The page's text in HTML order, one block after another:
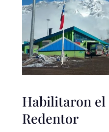
Habilitaron el
Redentor